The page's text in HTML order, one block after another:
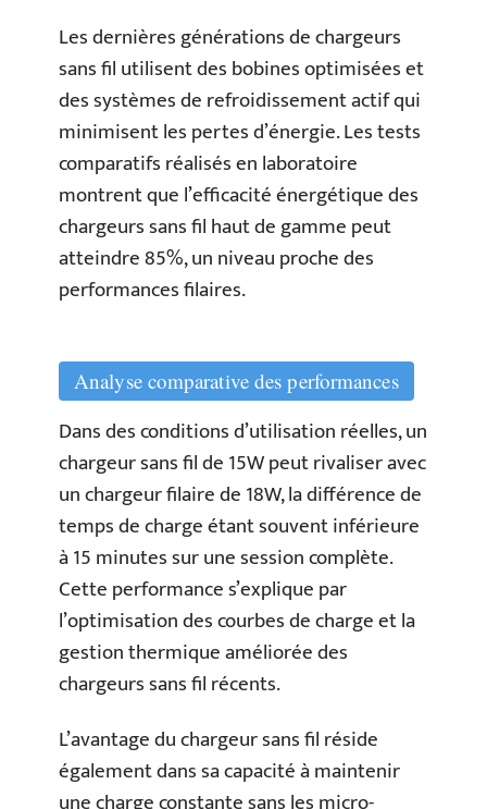
Les dernières générations de chargeurs
sans fil utilisent des bobines optimisées et
des systèmes de refroidissement actif qui
minimisent les pertes d’énergie. Les tests
comparatifs réalisés en laboratoire
montrent que l’efficacité énergétique des
chargeurs sans fil haut de gamme peut
atteindre 85%, un niveau proche des
performances filaires.
Analyse comparative des performances
Dans des conditions d’utilisation réelles, un
chargeur sans fil de 15W peut rivaliser avec
un chargeur filaire de 18W, la différence de
temps de charge étant souvent inférieure
à 15 minutes sur une session complète.
Cette performance s’explique par
l’optimisation des courbes de charge et la
gestion thermique améliorée des
chargeurs sans fil récents.
L’avantage du chargeur sans fil réside
également dans sa capacité à maintenir